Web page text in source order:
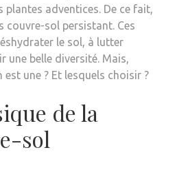
plantes adventices. De ce fait,
couvre-sol persistant. Ces
le sol, à lutter
une belle diversité. Mais,
est une ? Et lesquels choisir ?
de la
sol